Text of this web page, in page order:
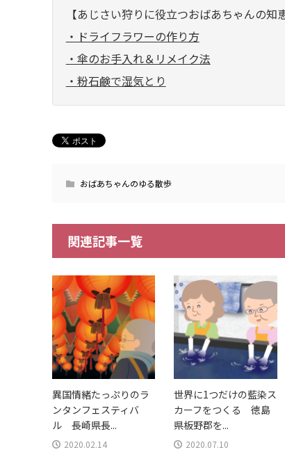
【あじさい狩りに役立つおばあちゃんの知
・ドライフラワーの作り方
・傘のお手入れ＆リメイク法
・粉石鹸で湿気とり
おばあちゃんのゆる散歩
関連記事一覧
異国情緒たっぷりのラ
ンタンフェスティバ
ル 長崎県長...
2020.02.14
世界に1つだけの藍染ス
カーフをつくる 徳島
県板野郡を...
2020.07.10